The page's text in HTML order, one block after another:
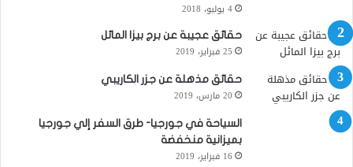
4 يوليو، 2018
حقائق عجيبة عن برج بيزا المائل
25 فبراير، 2019
حقائق مذهلة عن جزر الكاريبي
20 مارس، 2019
السياحة في جورجيا- طرق السفر إلي جورجيا
بميزانية منخفضة
16 فبراير، 2019